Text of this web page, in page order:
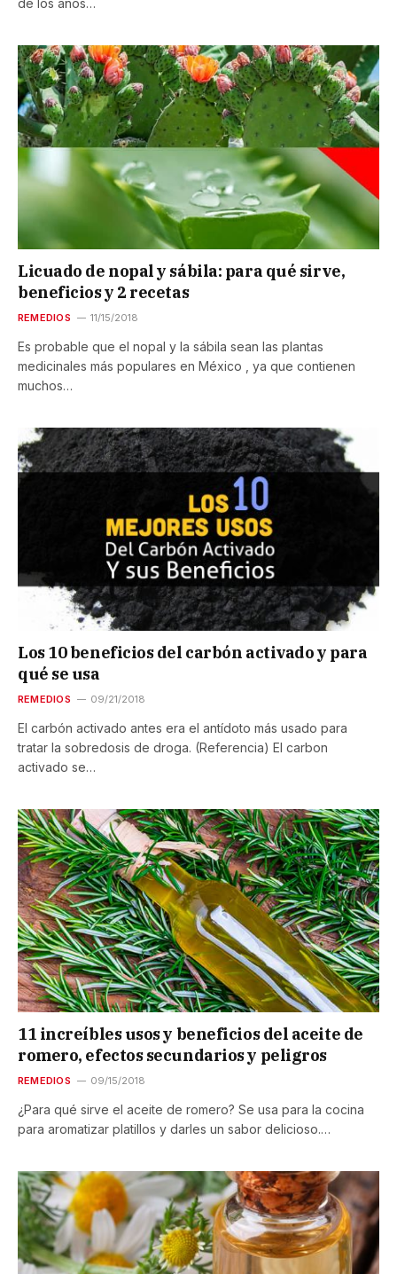
de los años…
Licuado de nopal y sábila: para qué sirve,
beneficios y 2 recetas
REMEDIOS 11/15/2018
Es probable que el nopal y la sábila sean las plantas
medicinales más populares en México , ya que contienen
muchos…
Los 10 beneficios del carbón activado y para
qué se usa
REMEDIOS 09/21/2018
El carbón activado antes era el antídoto más usado para
tratar la sobredosis de droga. (Referencia) El carbon
activado se…
11 increíbles usos y beneficios del aceite de
romero, efectos secundarios y peligros
REMEDIOS 09/15/2018
¿Para qué sirve el aceite de romero? Se usa para la cocina
para aromatizar platillos y darles un sabor delicioso.…